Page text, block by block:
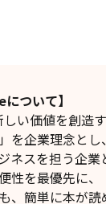
ついて】
い価値を創造
を企業理念と
ネスを担う企業
性を最優先に、
、簡単に本が